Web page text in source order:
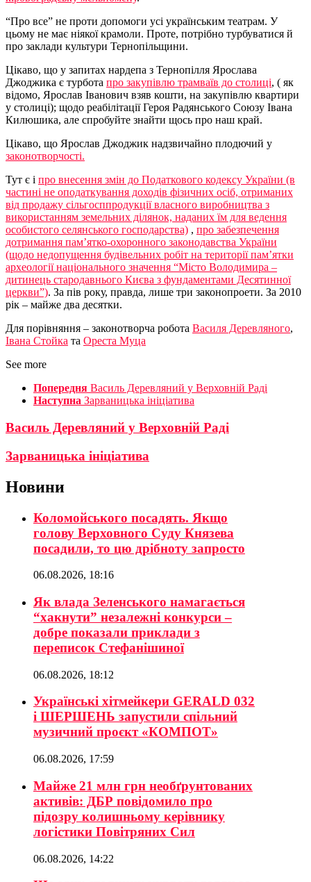
“Про все” не проти допомоги усі українським театрам. У
цьому не має ніякої крамоли. Проте, потрібно турбуватися й
про заклади культури Тернопільщини.
Цікаво, що у запитах нардепа з Тернопілля Ярослава
Джоджика є турбота про закупівлю трамваїв до столиці, ( як
відомо, Ярослав Іванович взяв кошти, на закупівлю квартири
у столиці); щодо реабілітації Героя Радянського Союзу Івана
Килюшика, але спробуйте знайти щось про наш край.
Цікаво, що Ярослав Джоджик надзвичайно плодючий у
законотворчості.
Тут є і про внесення змін до Податкового кодексу України (в
частині не оподаткування доходів фізичних осіб, отриманих
від продажу сільгосппродукції власного виробництва з
використанням земельних ділянок, наданих їм для ведення
особистого селянського господарства) , про забезпечення
дотримання пам’ятко-охоронного законодавства України
(щодо недопущення будівельних робіт на території пам’ятки
археології національного значення “Місто Володимира –
дитинець стародавнього Києва з фундаментами Десятинної
церкви”). За пів року, правда, лише три законопроети. За 2010
рік – майже два десятки.
Для порівняння – законотворча робота Василя Деревляного,
Івана Стойка та Ореста Муца
See more
Попередня Василь Деревляний у Верховній Раді
Наступна Зарваницька ініціатива
Василь Деревляний у Верховній Раді
Зарваницька ініціатива
Новини
Коломойського посадять. Якщо
голову Верховного Суду Князева
посадили, то цю дрібноту запросто
06.08.2026, 18:16
Як влада Зеленського намагається
“хакнути” незалежні конкурси –
добре показали приклади з
переписок Стефанішиної
06.08.2026, 18:12
Українські хітмейкери GERALD 032
і ШЕРШЕНЬ запустили спільний
музичний проєкт «КОМПОТ»
06.08.2026, 17:59
Майже 21 млн грн необґрунтованих
активів: ДБР повідомило про
підозру колишньому керівнику
логістики Повітряних Сил
06.08.2026, 14:22